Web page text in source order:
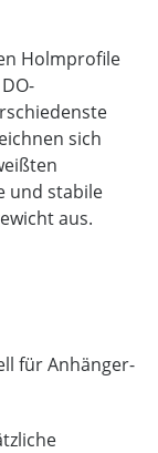
Holmprofile
sich
und stabile
aus.
für Anhänger-